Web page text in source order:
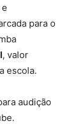
para o
, valor
escola.
audição